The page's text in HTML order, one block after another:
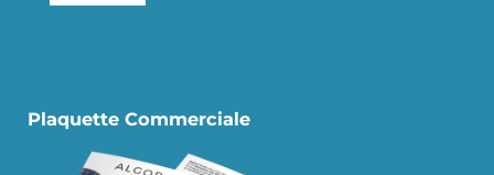
Plaquette Commerciale